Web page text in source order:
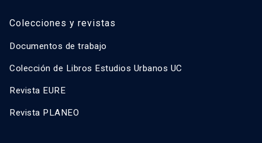
Colecciones y revistas
Documentos de trabajo
Colección de Libros Estudios Urbanos UC
Revista EURE
Revista PLANEO